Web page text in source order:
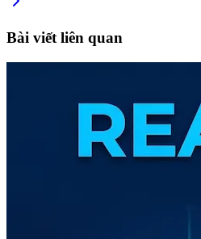
Bài viết liên quan